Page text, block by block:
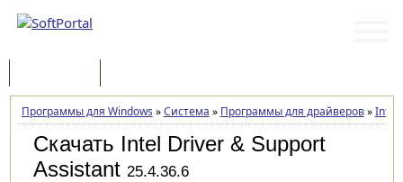
Программы для Windows »Система » Программы для драйверов»Intel
Скачать Intel Driver & Support
Assistant 25.4.36.6